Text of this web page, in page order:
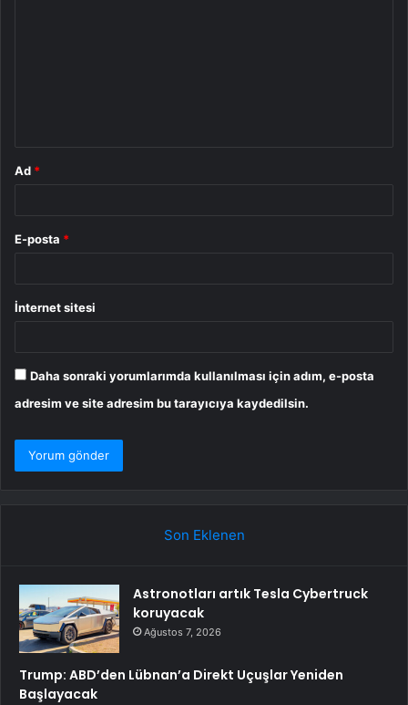
Ad *
E-posta *
İnternet sitesi
Daha sonraki yorumlarımda kullanılması için adım, e-posta
adresim ve site adresim bu tarayıcıya kaydedilsin.
Son Eklenen
Astronotları artık Tesla Cybertruck
koruyacak
Ağustos 7, 2026
Trump: ABD’den Lübnan’a Direkt Uçuşlar Yeniden
Başlayacak